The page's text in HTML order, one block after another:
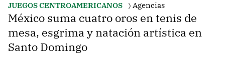
JUEGOS CENTROAMERICANOS Agencias
México suma cuatro oros en tenis de
mesa, esgrima y natación artística en
Santo Domingo